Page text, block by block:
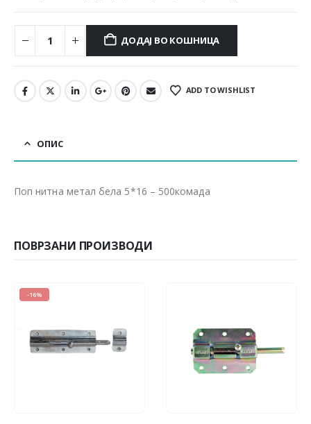
ДОДАЈ ВО КОШНИЦА
ADD TO WISHLIST
ОПИС
Поп нитна метал бела 5*16 – 500комада
ПОВРЗАНИ ПРОИЗВОДИ